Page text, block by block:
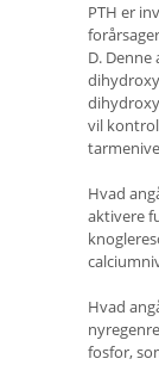
PTH er
D.
vil
Hvad
aktivere
Hvad
fosfor,